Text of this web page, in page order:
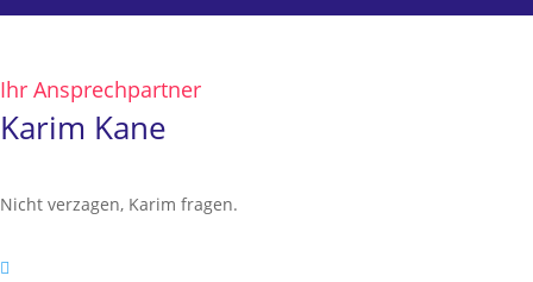
Ihr Ansprechpartner
Karim Kane
Nicht verzagen, Karim fragen.
